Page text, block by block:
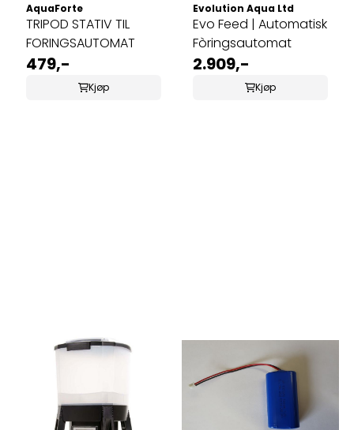
AquaForte
TRIPOD STATIV TIL
FORINGSAUTOMAT
479,-
Kjøp
Evolution Aqua Ltd
Evo Feed | Automatisk
Fòringsautomat
2.909,-
Kjøp